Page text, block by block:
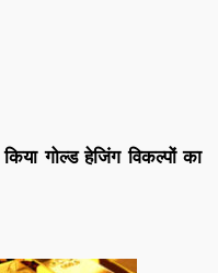
गोल्ड हेजिंग विकल्पों का